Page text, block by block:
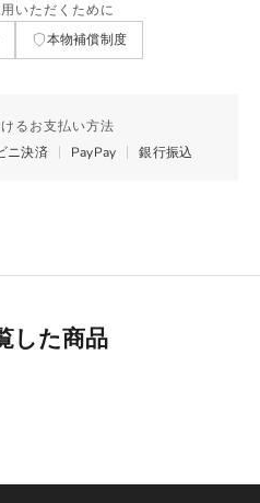
いただくために
本物補償制度
るお支払い方法
ニ決済 PayPay 銀行振込
した商品